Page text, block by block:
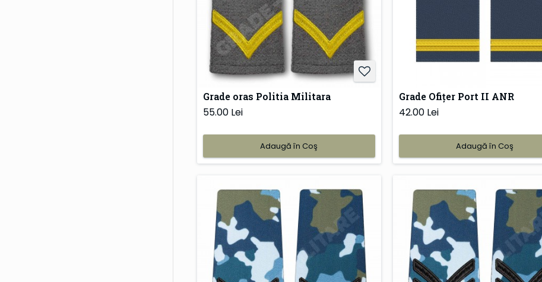
Grade oras Politia Militara
55.00 Lei
Adaugă în Coş
Grade Ofițer Port II ANR
42.00 Lei
Adaugă în Coş